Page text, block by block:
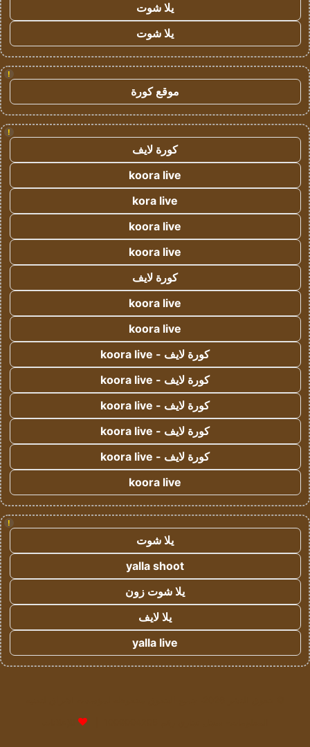
يلا شوت
يلا شوت
!
موقع كورة
!
كورة لايف
koora live
kora live
koora live
koora live
كورة لايف
koora live
koora live
كورة لايف - koora live
كورة لايف - koora live
كورة لايف - koora live
كورة لايف - koora live
كورة لايف - koora live
koora live
!
يلا شوت
yalla shoot
يلا شوت زون
يلا لايف
yalla live